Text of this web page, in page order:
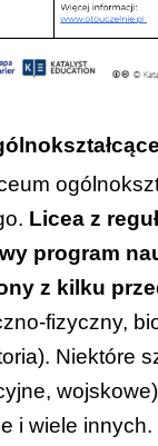
Licea z
program
z kilku
fizyczny,
Niektóre
i wiele